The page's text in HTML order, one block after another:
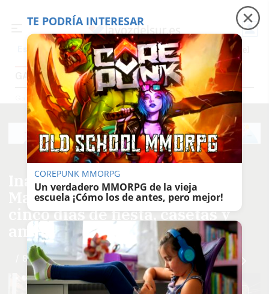
Es noticia Precio luz Padre Coraje Fábrica de botellas
GALERÍAS FOTOGRÁFICAS
Galerías Fotográficas
Inaugurada la Feria de la
Manzanilla 2026 en Sanlúcar:
cinco días de fiesta, casetas y
ambiente por todo lo alto
/ 80
TE PODRÍA INTERESAR
COREPUNK MMORPG
Un verdadero MMORPG de la vieja
escuela ¡Cómo los de antes, pero mejor!